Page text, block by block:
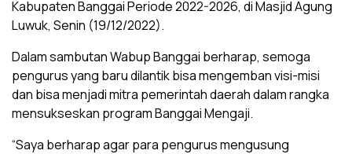
Kabupaten Banggai Periode 2022-2026, di Masjid Agung
Luwuk, Senin (19/12/2022).
Dalam sambutan Wabup Banggai berharap, semoga
pengurus yang baru dilantik bisa mengemban visi-misi
dan bisa menjadi mitra pemerintah daerah dalam rangka
mensukseskan program Banggai Mengaji.
“Saya berharap agar para pengurus mengusung